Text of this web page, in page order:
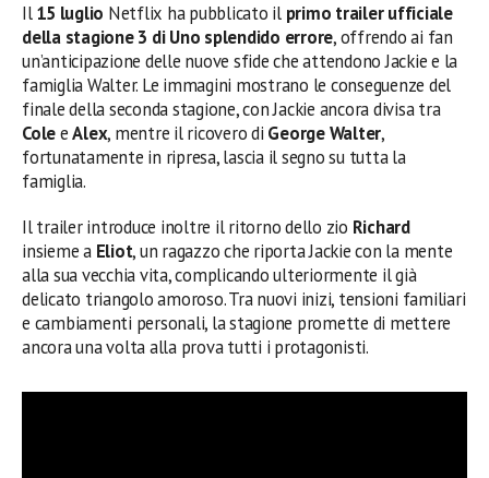
Il15 luglio Netflix ha pubblicato il primo trailer ufficiale
della stagione 3 di Uno splendido errore, offrendo ai fan
un’anticipazione delle nuove sfide che attendono Jackie e la
famiglia Walter. Le immagini mostrano le conseguenze del
finale della seconda stagione, con Jackie ancora divisa tra
ColeeAlex, mentre il ricovero di George Walter,
fortunatamente in ripresa, lascia il segno su tutta la
famiglia.
Il trailer introduce inoltre il ritorno dello zio Richard
insieme a Eliot, un ragazzo che riporta Jackie con la mente
alla sua vecchia vita, complicando ulteriormente il già
delicato triangolo amoroso. Tra nuovi inizi, tensioni familiari
e cambiamenti personali, la stagione promette di mettere
ancora una volta alla prova tutti i protagonisti.